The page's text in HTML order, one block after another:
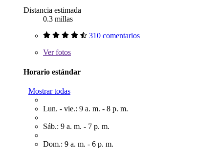
Distancia estimada
0.3 millas
310 comentarios
Verfotos
Horario estándar
Mostrar todas
Lun. - vie.: 9 a. m. - 8 p. m.
Sáb.: 9 a. m. - 7 p. m.
Dom.: 9 a. m. - 6 p. m.